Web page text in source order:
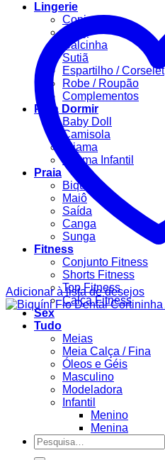
Lingerie
Conjuntos
Body
Calcinha
Sutiã
Espartilho / Corselet
Robe / Roupão
Complementos
Para Dormir
Baby Doll
Camisola
Pijama
Pijama Infantil
Praia
Biquíni
Maiô
Saída
Canga
Sunga
Fitness
Conjunto Fitness
Shorts Fitness
Top Fitness
Calça Fitness
Sex
Tudo
Meias
Meia Calça / Fina
Óleos e Géis
Masculino
Modeladora
Infantil
Menino
Menina
Pesquisar
por:
Adicionar à lista de desejos